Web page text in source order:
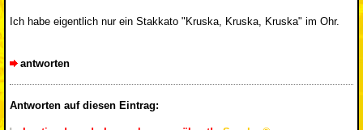
Ich habe eigentlich nur ein Stakkato "Kruska, Kruska, Kruska" im Ohr.
antworten
Antworten auf diesen Eintrag: